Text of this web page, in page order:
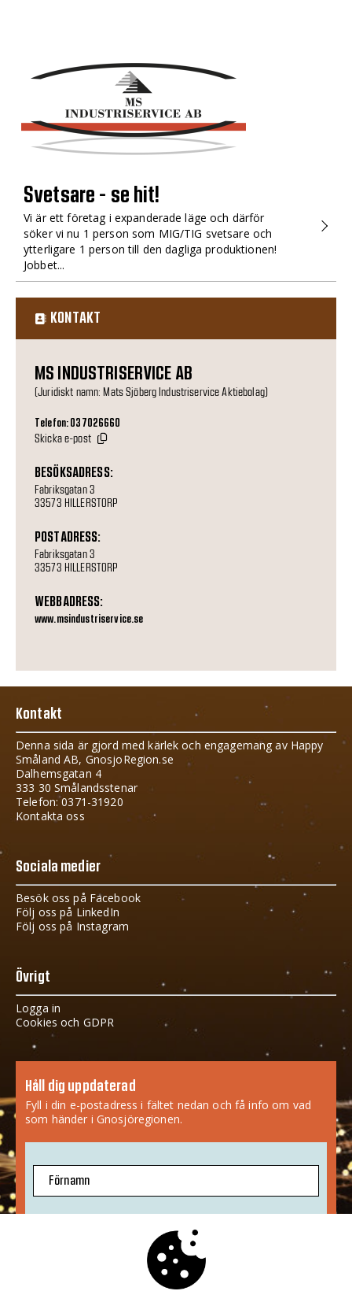
Svetsare - se hit!
Vi är ett företag i expanderade läge och därför
söker vi nu 1 person som MIG/TIG svetsare och
ytterligare 1 person till den dagliga produktionen!
Jobbet...
KONTAKT
MS INDUSTRISERVICE AB
(Juridiskt namn: Mats Sjöberg Industriservice Aktiebolag)
Telefon: 037026660
Skicka e-post
BESÖKSADRESS:
Fabriksgatan 3
33573 HILLERSTORP
POSTADRESS:
Fabriksgatan 3
33573 HILLERSTORP
WEBBADRESS:
www.msindustriservice.se
Kontakt
Denna sida är gjord med kärlek och engagemang av Happy
Småland AB, GnosjoRegion.se
Dalhemsgatan 4
333 30 Smålandsstenar
Telefon: 0371-31920
Kontakta oss
Sociala medier
Besök oss på Facebook
Följ oss på LinkedIn
Följ oss på Instagram
Övrigt
Logga in
Cookies och GDPR
Håll dig uppdaterad
Fyll i din e-postadress i fältet nedan och få info om vad
som händer i Gnosjöregionen.
Förnamn
Jag godkänner att mina uppgifter sparas.